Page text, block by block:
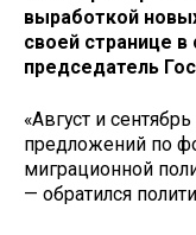
выработкой
своей странице в
председатель
«Август и
предложений по
миграционной
— обратился